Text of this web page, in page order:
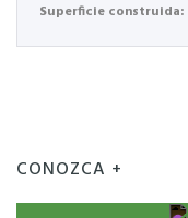
Superficie construida:
CONOZCA +